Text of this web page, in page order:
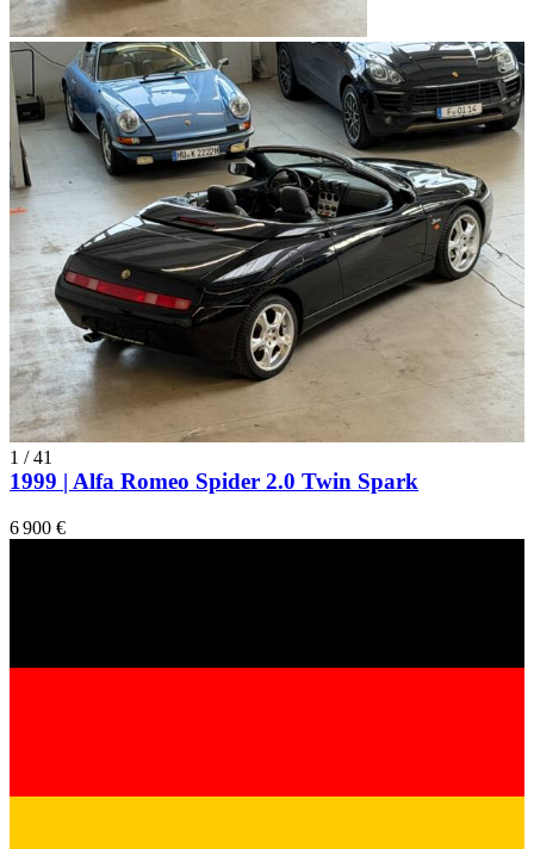
1 /41
1999 | Alfa Romeo Spider 2.0 Twin Spark
6 900 €